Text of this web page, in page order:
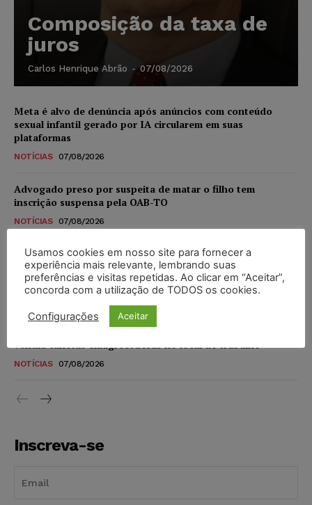
Composição da taxa de
juros
Carlos Henrique Abrão - 07/08/2026
Meta é alvo de denúncia após anúncios com conteúdo
sexual infantil gerado por IA circularem em suas
plataformas
NOTÍCIAS 07/08/2026
Advogado preso por suspeita de matar o filho tem
inscrição suspensa pela OAB-TO
NOTÍCIAS 07/08/2026
STF amplia isenção de IBS e CBS na compra de veículos
novos para pessoas com deficiência e autistas de todos os
níveis
vendia canetas emagrecedoras no local de trabalho
NOTÍCIAS 07/08/2026
Inscreva-se
Usamos cookies em nosso site para fornecer a
experiência mais relevante, lembrando suas
preferências e visitas repetidas. Ao clicar em “Aceitar”,
concorda com a utilização de TODOS os cookies.
Configurações Aceitar